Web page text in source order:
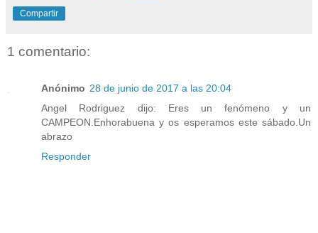
Compartir
1 comentario:
Anónimo 28 de junio de 2017 a las 20:04
Angel Rodriguez dijo: Eres un fenómeno y un
CAMPEON.Enhorabuena y os esperamos este sábado.Un
abrazo
Responder